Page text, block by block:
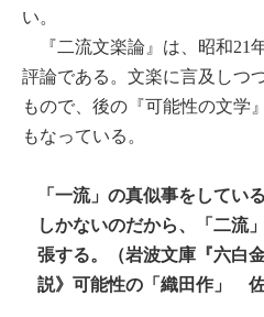
い。
『二流文楽論』は、昭和21
評論である。文楽に言及しつ
もので、後の『可能性の文学
もなっている。
「一流」の真似事をしてい
しかないのだから、「二流
張する。（岩波文庫『六白
説》可能性の「織田作」 佐